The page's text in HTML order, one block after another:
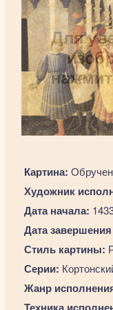
Картина:
Художник
Дата начала:
Дата
Стиль картины:
Серии:
Жанр